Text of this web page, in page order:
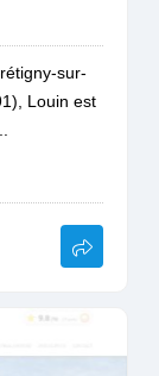
sur-
Louin est